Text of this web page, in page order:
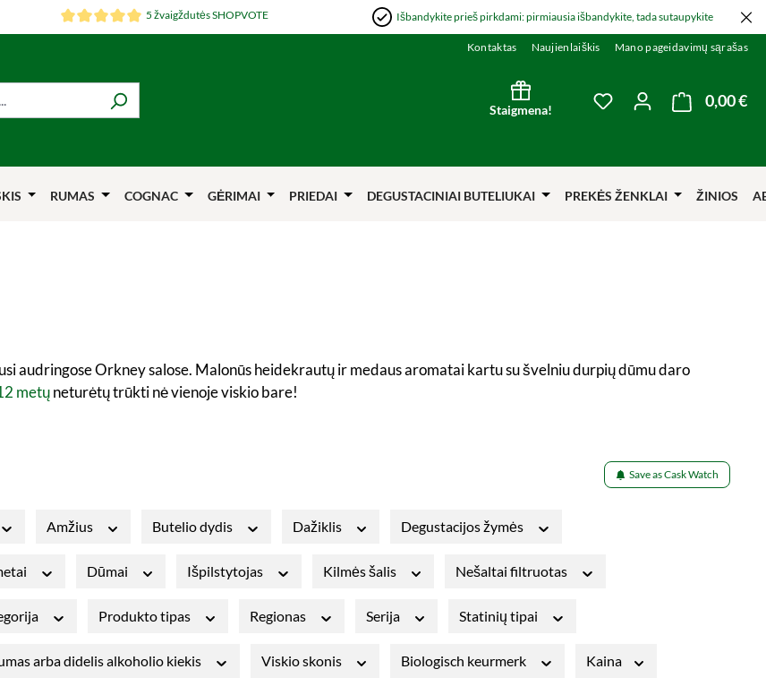
5 žvaigždutės SHOPVOTE Išbandykite prieš pirkdami: pirmiausia išbandykite, tada sutaupykite
Kontaktas Naujienlaiškis Mano pageidavimų sąrašas
Staigmena!
You have 0 wishlist
0,00 €
RUMAS COGNAC GĖRIMAI PRIEDAI DEGUSTACINIAI BUTELIUKAI PREKĖS ŽENKLAI ŽINIOS
audringose Orkney salose. Malonūs heidekrautų ir medaus aromatai kartu su švelniu durpių dūmu daro
metųneturėtų trūkti nė vienoje viskio bare!
Save as Cask Watch
Amžius Butelio dydis Dažiklis Degustacijos žymės
Dūmai Išpilstytojas Kilmės šalis Nešaltai filtruotas
Produkto tipas Regionas Serija Statinių tipai
arba didelis alkoholio kiekis Viskio skonis Biologisch keurmerk Kaina